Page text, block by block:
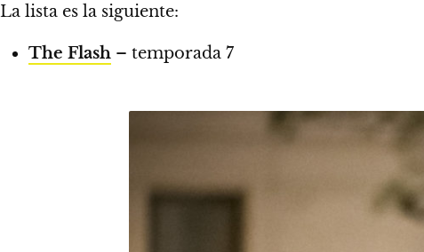
La lista es la siguiente:
The Flash – temporada 7